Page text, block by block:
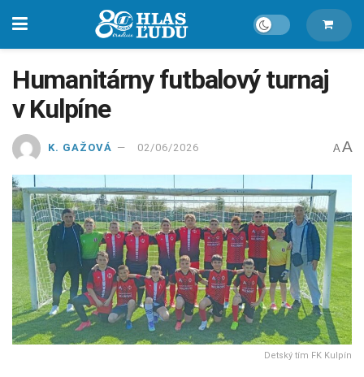
Humanitárny futbalový turnaj
v Kulpíne
K. GAŽOVÁ 02/06/2026 A A
Detský tím FK Kulpín